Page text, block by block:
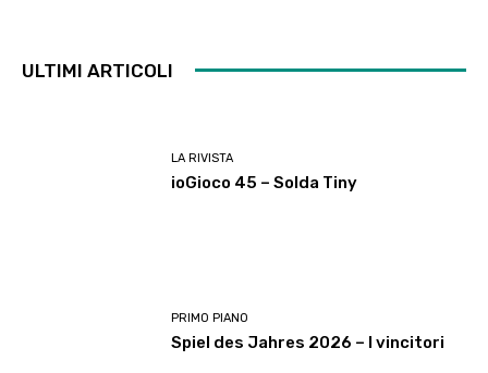
ULTIMI ARTICOLI
LA RIVISTA
ioGioco 45 – Solda Tiny
PRIMO PIANO
Spiel des Jahres 2026 – I vincitori